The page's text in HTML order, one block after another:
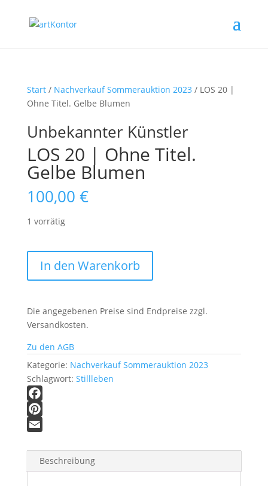
Start/ Nachverkauf Sommerauktion 2023/ LOS 20 |
Ohne Titel. Gelbe Blumen
Unbekannter Künstler
LOS 20 | Ohne Titel.
Gelbe Blumen
100,00 €
1 vorrätig
|
Titel.
Gelbe
Menge
In den Warenkorb
Die angegebenen Preise sind Endpreise zzgl.
Versandkosten.
Zu den AGB
Kategorie: Nachverkauf Sommerauktion 2023
Schlagwort: Stillleben
F
a
b
P
t
a
Beschreibung